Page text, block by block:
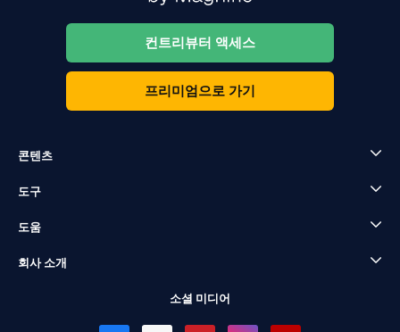
컨트리뷰터 액세스
프리미엄으로 가기
콘텐츠
도구
도움
회사 소개
소셜 미디어